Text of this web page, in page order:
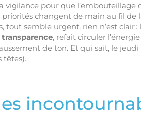
vigilance pour que l’embouteillage
priorités changent de main au fil de
tout semble urgent, rien n’est clair
, refait circuler
de ton. Et qui sait, le
têtes).